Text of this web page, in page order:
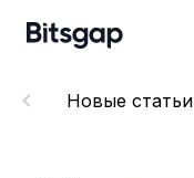
Новые статьи